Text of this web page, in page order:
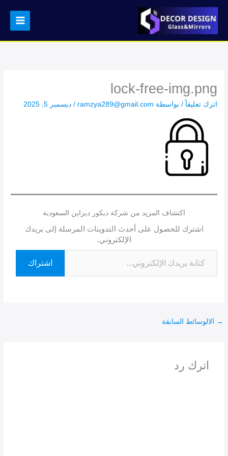
المحتوى
lock-free-img.png
اترك تعليقاً / بواسطة ramzya289@gmail.com
/ديسمبر 5, 2025
اكتشاف المزيد من شركة ديكور ديزاين السعودية
اشترك للحصول على أحدث التدوينات المرسلة إلى بريدك
الإلكتروني.
اشتراك
→ الالوسائط السابقة
اترك رد